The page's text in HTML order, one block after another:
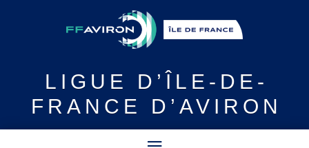
LIGUE
D’ÎLE-DE-
FRANCE D’AVIRON